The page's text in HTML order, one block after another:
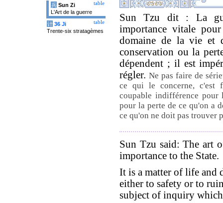
Sun Tzu dit : La
importance vitale
domaine de la vie et
conservation ou la
dépendent ; il est
régler. Ne pas faire de
ce qui le concerne, c'est
coupable indifférence pour
pour la perte de ce qu'on a
ce qu'on ne doit pas trouver
Sun Tzu said: The art
importance to the State.
It is a matter of life and
either to safety or to
subject of inquiry which
table
兵 Sun Zi
L'Art de la guerre
table
计 36 Ji
Trente-six stratagèmes